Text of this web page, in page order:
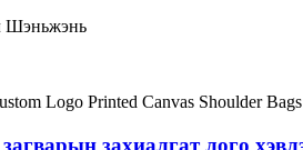
Шэньжэнь
захиалгат лого